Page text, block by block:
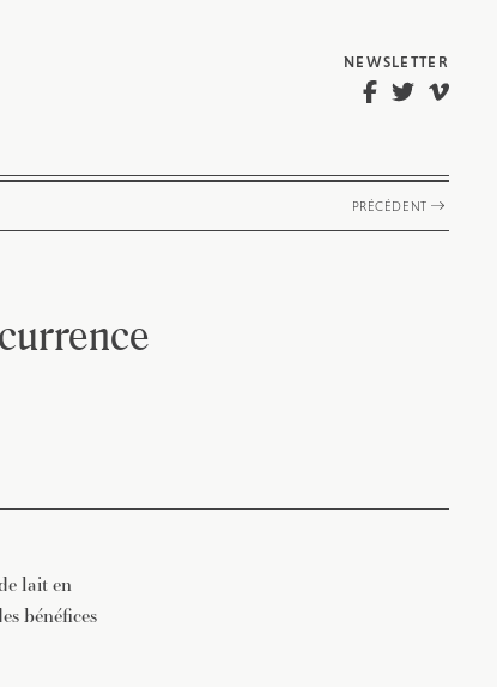
NEWSLETTER
PRÉCÉDENT
lait en
bénéfices